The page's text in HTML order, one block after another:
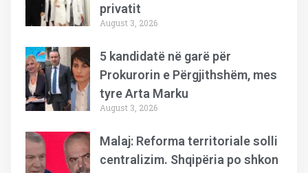
privatit
August 3, 2026
5 kandidatë në garë për
Prokurorin e Përgjithshëm, mes
tyre Arta Marku
August 3, 2026
Malaj: Reforma territoriale solli
centralizim. Shqipëria po shkon